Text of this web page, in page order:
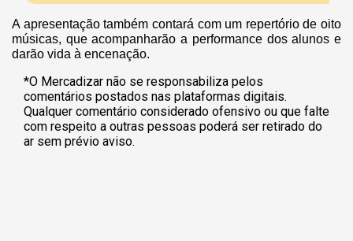
A apresentação também contará com um repertório de oito
músicas, que acompanharão a performance dos alunos e
darão vida à encenação.
*O Mercadizar não se responsabiliza pelos
comentários postados nas plataformas digitais.
Qualquer comentário considerado ofensivo ou que falte
com respeito a outras pessoas poderá ser retirado do
ar sem prévio aviso.